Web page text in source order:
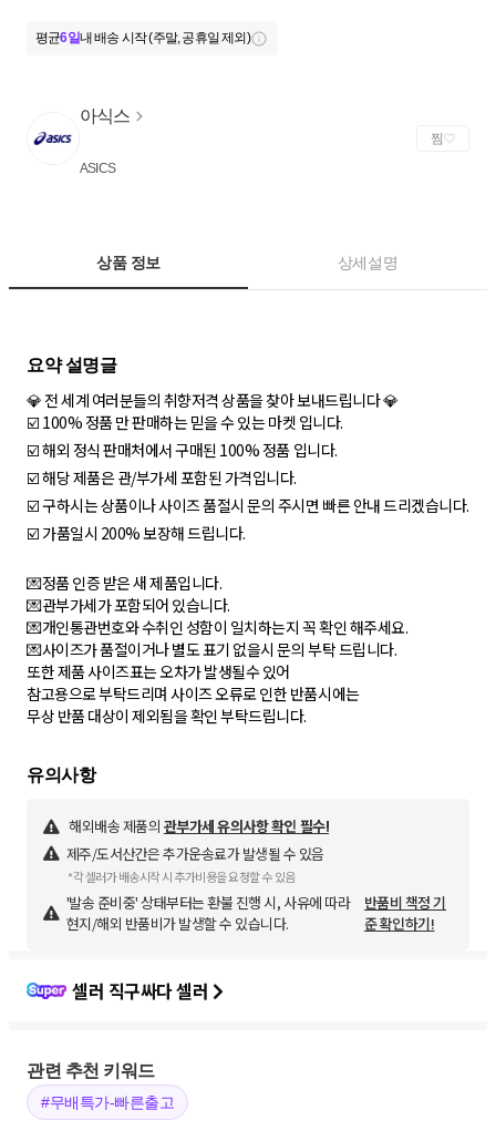
평균6일내 배송 시작 (주말, 공휴일 제외)
아식스
ASICS
찜
상품 정보 상세설명
요약 설명글
💎 전 세계 여러분들의 취향저격 상품을 찾아 보내드립니다 💎
☑️ 100% 정품 만 판매하는 믿을 수 있는 마켓 입니다.
☑️ 해외 정식 판매처에서 구매된 100% 정품 입니다.
☑️ 해당 제품은 관/부가세 포함된 가격입니다.
☑️ 구하시는 상품이나 사이즈 품절시 문의 주시면 빠른 안내 드리겠습니다.
☑️ 가품일시 200% 보장해 드립니다.
💌정품 인증 받은 새 제품입니다.
💌관부가세가 포함되어 있습니다.
💌개인통관번호와 수취인 성함이 일치하는지 꼭 확인 해주세요.
💌사이즈가 품절이거나 별도 표기 없을시 문의 부탁 드립니다.
또한 제품 사이즈표는 오차가 발생될수 있어
참고용으로 부탁드리며 사이즈 오류로 인한 반품시에는
무상 반품 대상이 제외됨을 확인 부탁드립니다.
유의사항
해외배송 제품의 관부가세 유의사항 확인 필수!
제주/도서산간은 추가운송료가 발생될 수 있음
*각 셀러가 배송시작 시 추가비용을 요청할 수 있음
'발송 준비중' 상태부터는 환불 진행 시, 사유에 따라
현지/해외 반품비가 발생할 수 있습니다.
반품비 책정 기
준 확인하기!
셀러 직구싸다 셀러
관련 추천 키워드
#무배특가-빠른출고